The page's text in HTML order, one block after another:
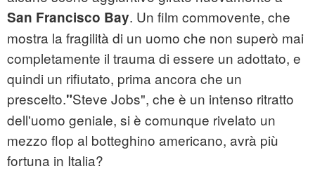
San Francisco Bay. Un film commovente, che
mostra la fragilità di un uomo che non superò mai
completamente il trauma di essere un adottato, e
quindi un rifiutato, prima ancora che un
prescelto."Steve Jobs", che è un intenso ritratto
dell'uomo geniale, si è comunque rivelato un
mezzo flop al botteghino americano, avrà più
fortuna in Italia?